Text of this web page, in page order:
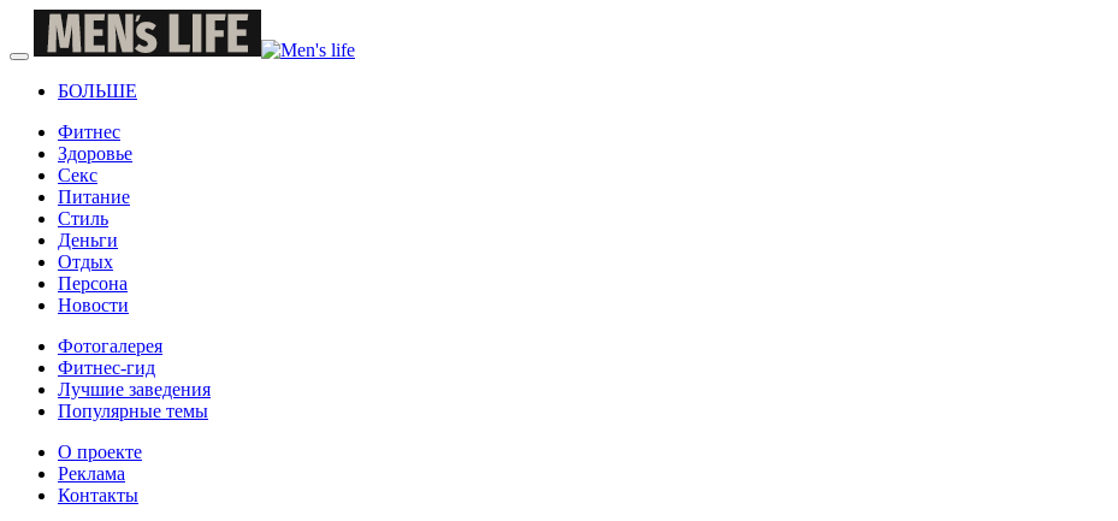
БОЛЬШЕ
Фитнес
Здоровье
Секс
Питание
Стиль
Деньги
Отдых
Персона
Новости
Фотогалерея
Фитнес-гид
Лучшие заведения
Популярные темы
О проекте
Реклама
Контакты